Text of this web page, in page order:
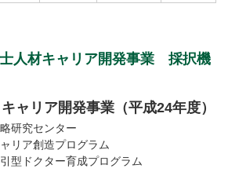
人材キャリア開発事業 採択機
ャリア開発事業（平成24年度）
研究センター
リア創造プログラム
型ドクター育成プログラム